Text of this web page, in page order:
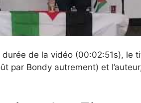
de la vidéo (00:02:51s), le
par Bondy autrement) et